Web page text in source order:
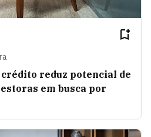
reduz potencial de
em busca por